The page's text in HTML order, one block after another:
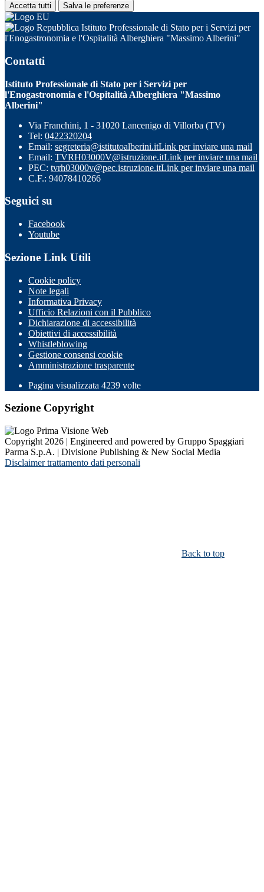
Accetta tutti Salva le preferenze
Istituto Professionale di Stato per i Servizi per
l'Enogastronomia e l'Ospitalità Alberghiera "Massimo Alberini"
Contatti
Istituto Professionale di Stato per i Servizi per
l'Enogastronomia e l'Ospitalità Alberghiera "Massimo
Alberini"
Via Franchini, 1 - 31020 Lancenigo di Villorba (TV)
Tel: 0422320204
Email: segreteria@istitutoalberini.itLink per inviare una mail
Email: TVRH03000V@istruzione.itLink per inviare una mail
PEC: tvrh03000v@pec.istruzione.itLink per inviare una mail
C.F.: 94078410266
Seguici su
Facebook
Youtube
Sezione Link Utili
Cookie policy
Note legali
Informativa Privacy
Ufficio Relazioni con il Pubblico
Dichiarazione di accessibilità
Obiettivi di accessibilità
Whistleblowing
Gestione consensi cookie
Amministrazione trasparente
Pagina visualizzata 4239 volte
Sezione Copyright
Copyright 2026 | Engineered and powered by Gruppo Spaggiari
Parma S.p.A. | Divisione Publishing & New Social Media
Disclaimer trattamento dati personali
Back to top